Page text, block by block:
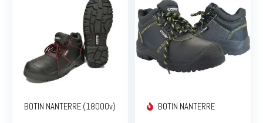
BOTIN NANTERRE (18000v) BOTIN NANTERRE